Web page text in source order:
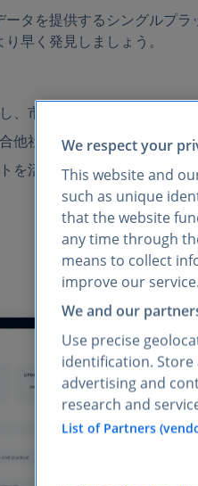
タを提供するシングルプラ
早く発見しましょう。
、市場の新たなトレンドを発
他社を分析し、リードを確
を活用して、戦略的イニシ
We respect your
This website and
such as unique
that the website
any time through
means to collect
improve our service.
We and our
Use precise
identification.
advertising and
research and
List of Partners